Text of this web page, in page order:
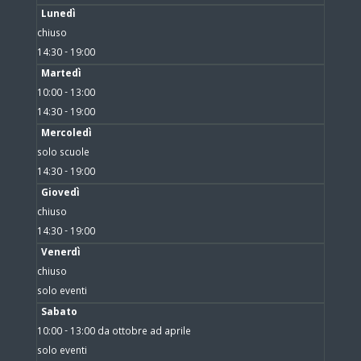
Lunedì
chiuso
14:30 - 19:00
Martedì
10:00 - 13:00
14:30 - 19:00
Mercoledì
solo scuole
14:30 - 19:00
Giovedì
chiuso
14:30 - 19:00
Venerdì
chiuso
solo eventi
Sabato
10:00 - 13:00 da ottobre ad aprile
solo eventi